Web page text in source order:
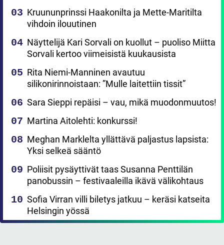
Kruununprinssi Haakonilta ja Mette-Maritilta
vihdoin ilouutinen
Näyttelijä Kari Sorvali on kuollut – puoliso Miitta
Sorvali kertoo viimeisistä kuukausista
Rita Niemi-Manninen avautuu
silikonirinnoistaan: ”Mulle laitettiin tissit”
Sara Sieppi repäisi – vau, mikä muodonmuutos!
Martina Aitolehti: konkurssi!
Meghan Marklelta yllättävä paljastus lapsista:
Yksi selkeä sääntö
Poliisit pysäyttivät taas Susanna Penttilän
panobussin – festivaaleilla ikävä välikohtaus
Sofia Virran villi biletys jatkuu – keräsi katseita
Helsingin yössä